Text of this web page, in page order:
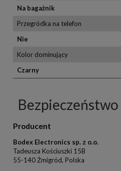
Na bagażnik
Przegródka na telefon
Nie
Kolor dominujący
Czarny
Bezpieczeństwo
Producent
Bodex Electronics sp. z o.o.
Tadeusza Kościuszki 15B
55-140 Żmigród, Polska